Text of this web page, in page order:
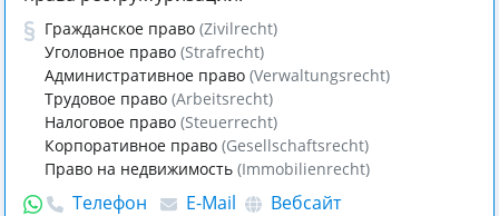
Гражданское право (Zivilrecht)
Уголовное право (Strafrecht)
Административное право (Verwaltungsrecht)
Трудовое право (Arbeitsrecht)
Налоговое право (Steuerrecht)
Корпоративное право (Gesellschaftsrecht)
Право на недвижимость (Immobilienrecht)
Телефон E-Mail Вебсайт